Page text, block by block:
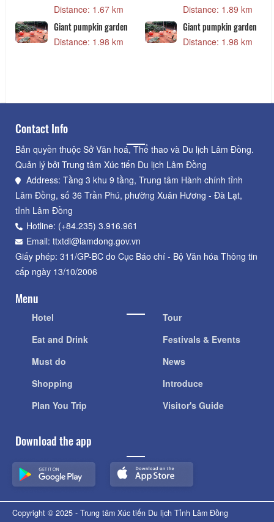
Distance: 1.89 km
Giant pumpkin garden
Distance: 1.98 km
Distance: 2.15 km
Contact Info
Bản quyền thuộc Sở Văn hoá, Thể thao và Du lịch Lâm Đồng.
Quản lý bởi Trung tâm Xúc tiến Du lịch Lâm Đồng
Address: Tầng 3 khu 9 tầng, Trung tâm Hành chính tỉnh
Lâm Đồng, số 36 Trần Phú, phường Xuân Hương - Đà Lạt,
tỉnh Lâm Đồng
Hotline: (+84.235) 3.916.961
Email: ttxtdl@lamdong.gov.vn
Giấy phép: 311/GP-BC do Cục Báo chí - Bộ Văn hóa Thông tin
cấp ngày 13/10/2006
Menu
Hotel
Eat and Drink
Must do
Shopping
Plan You Trip
Tour
Festivals & Events
News
Introduce
Visitor's Guide
Download the app
Copyright © 2025 - Trung tâm Xúc tiến Du lịch Tỉnh Lâm Đồng